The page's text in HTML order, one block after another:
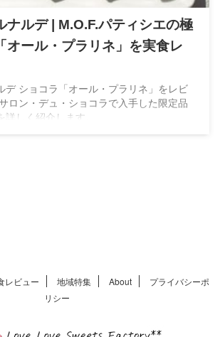
ナルデ | M.O.F.パティシエの極
オール・プラリネ」を実食レ
デ ショコラ「オール・プラリネ」をレビ
ロン・デュ・ショコラで入手した限定品
しく紹介します。
レビュー 地域特集 About
プライバシーポ
リシー